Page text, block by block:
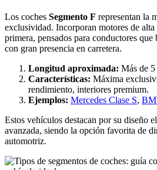
Los coches Segmento F representan la
exclusividad. Incorporan motores de alta
primera, pensados para conductores
con gran presencia en carretera.
Longitud aproximada: Más de
Características: Máxima
rendimiento, interiores premium.
Ejemplos: Mercedes Clase S,
Estos vehículos destacan por su diseño
avanzada, siendo la opción favorita de
automotriz.